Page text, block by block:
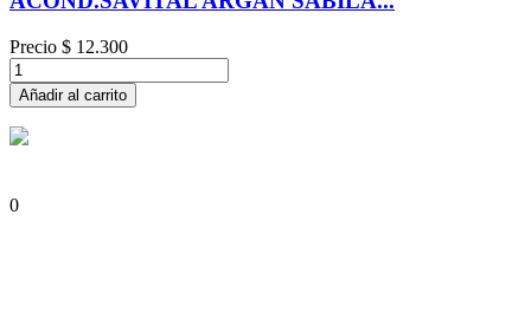
Precio $ 12.300
Añadir al carrito
0